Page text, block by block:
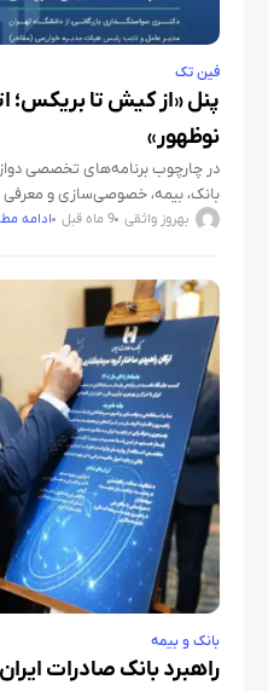
فین تک
پنل «از کیش تا بریکس؛
نوظهور»
در چارچوب برنامه‌های تخصصی
بانک، بیمه، خصوصی‌سازی و
کیش اینوکس 2025
بهروز واثقی 9 ماه قبل ادامه
بانک و بیمه
راهبرد بانک صادرات